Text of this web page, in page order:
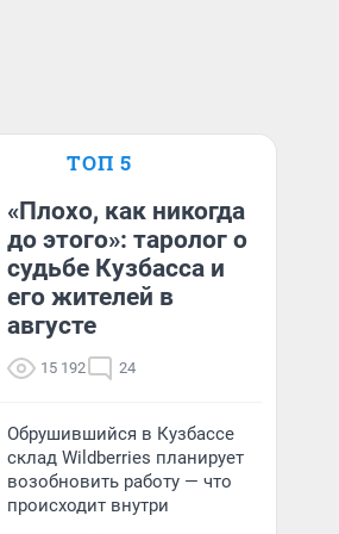
ТОП 5
«Плохо, как никогда
до этого»: таролог о
судьбе Кузбасса и
его жителей в
августе
15 192 24
Обрушившийся в Кузбассе
склад Wildberries планирует
возобновить работу — что
происходит внутри